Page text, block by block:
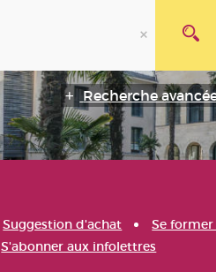
Recherche
Suggestion d'achat
Se
S'abonner aux infolettres